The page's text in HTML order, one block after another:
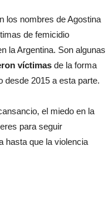
los nombres de Agostina
de femicidio
la Argentina. Son algunas
víctimas de la forma
desde 2015 a esta parte.
el miedo en la
para seguir
hasta que la violencia